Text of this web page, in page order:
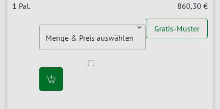
860,30 €
Gratis-Muster